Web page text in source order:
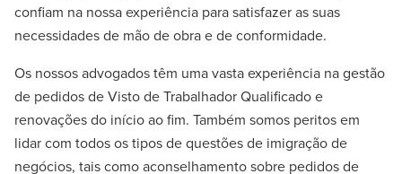
confiam na nossa experiência para satisfazer as suas
necessidades de mão de obra e de conformidade.
Os nossos advogados têm uma vasta experiência na gestão
de pedidos de Visto de Trabalhador Qualificado e
renovações do início ao fim. Também somos peritos em
lidar com todos os tipos de questões de imigração de
negócios, tais como aconselhamento sobre pedidos de